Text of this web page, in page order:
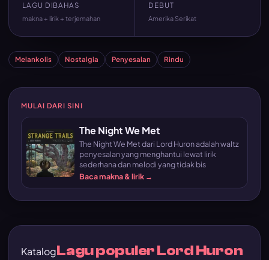
LAGU DIBAHAS
makna + lirik + terjemahan
DEBUT
Amerika Serikat
Melankolis Nostalgia Penyesalan Rindu
MULAI DARI SINI
The Night We Met
The Night We Met dari Lord Huron adalah waltz
penyesalan yang menghantui lewat lirik
sederhana dan melodi yang tidak bis
Baca makna & lirik →
KatalogLagu populer Lord Huron